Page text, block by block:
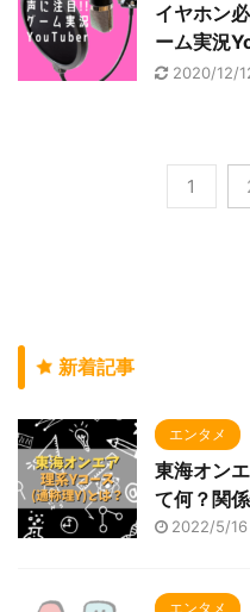
イヤホン
ーム実況
2020/12/
1
新着記事
エンタメ
東海オン
て何？関
2022/5/16
エンタメ